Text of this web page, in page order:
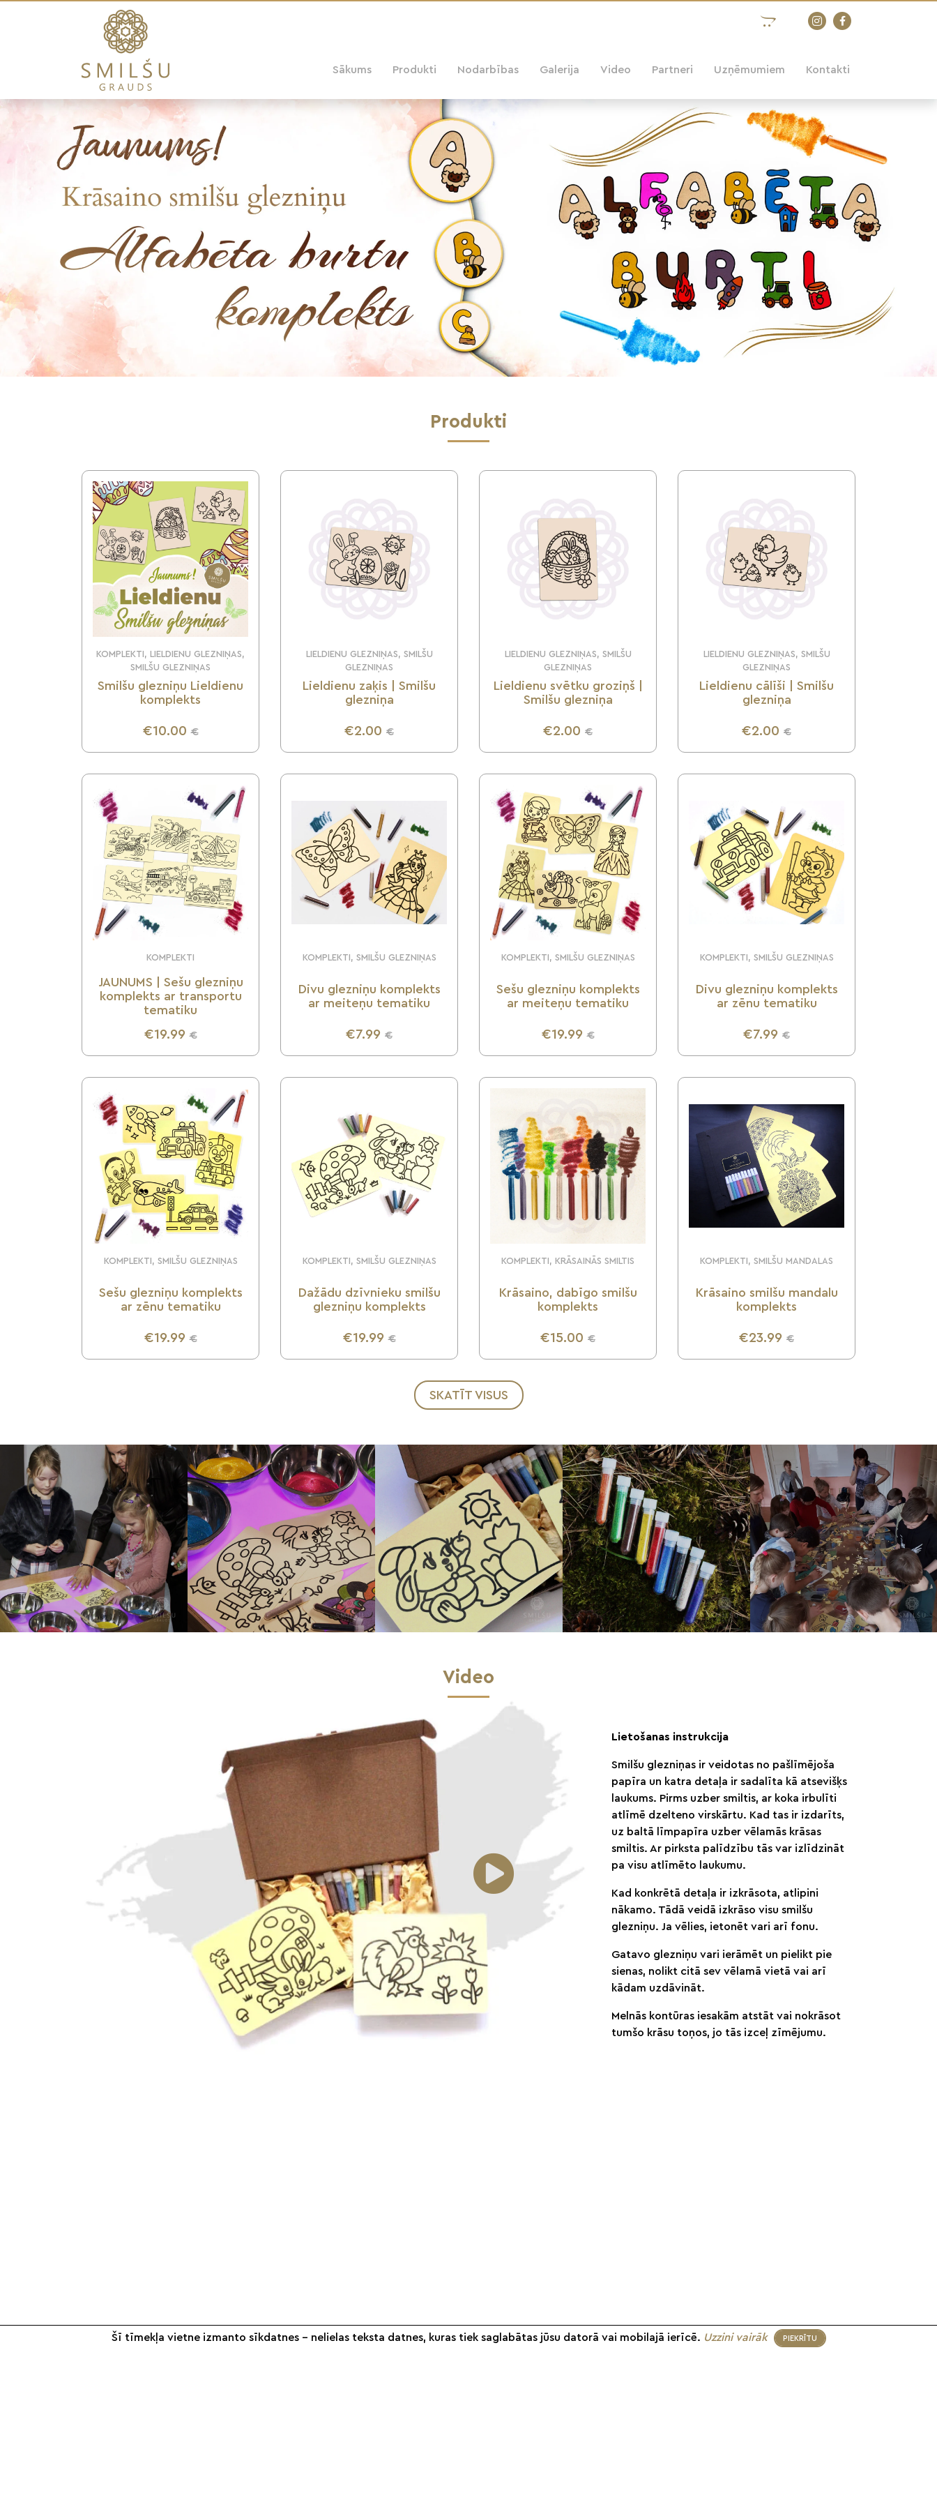
Šī tīmekļa vietne izmanto sīkdatnes – nelielas teksta datnes, kuras tiek saglabātas jūsu datorā vai mobilajā ierīcē. Uzzini vairāk PIEKRĪTU
Sākums Produkti Nodarbības Galerija Video Partneri Uzņēmumiem Kontakti
Produkti
KOMPLEKTI, LIELDIENU GLEZNIŅAS,
SMILŠU GLEZNIŅAS
Smilšu glezniņu Lieldienu
komplekts
€10.00 €
UZZINI VAIRĀK
LIELDIENU GLEZNIŅAS, SMILŠU
GLEZNIŅAS
Lieldienu zaķis | Smilšu
glezniņa
€2.00 €
UZZINI VAIRĀK
LIELDIENU GLEZNIŅAS, SMILŠU
GLEZNIŅAS
Lieldienu svētku groziņš |
Smilšu glezniņa
€2.00 €
UZZINI VAIRĀK
LIELDIENU GLEZNIŅAS, SMILŠU
GLEZNIŅAS
Lieldienu cālīši | Smilšu
glezniņa
€2.00 €
UZZINI VAIRĀK
KOMPLEKTI
JAUNUMS | Sešu glezniņu
komplekts ar transportu
tematiku
€19.99 €
UZZINI VAIRĀK
KOMPLEKTI, SMILŠU GLEZNIŅAS
Divu glezniņu komplekts
ar meiteņu tematiku
€7.99 €
UZZINI VAIRĀK
KOMPLEKTI, SMILŠU GLEZNIŅAS
Sešu glezniņu komplekts
ar meiteņu tematiku
€19.99 €
UZZINI VAIRĀK
KOMPLEKTI, SMILŠU GLEZNIŅAS
Divu glezniņu komplekts
ar zēnu tematiku
€7.99 €
UZZINI VAIRĀK
KOMPLEKTI, SMILŠU GLEZNIŅAS
Sešu glezniņu komplekts
ar zēnu tematiku
€19.99 €
UZZINI VAIRĀK
KOMPLEKTI, SMILŠU GLEZNIŅAS
Dažādu dzīvnieku smilšu
glezniņu komplekts
€19.99 €
UZZINI VAIRĀK
KOMPLEKTI, KRĀSAINĀS SMILTIS
Krāsaino, dabīgo smilšu
komplekts
€15.00 €
UZZINI VAIRĀK
KOMPLEKTI, SMILŠU MANDALAS
Krāsaino smilšu mandalu
komplekts
€23.99 €
UZZINI VAIRĀK
SKATĪT VISUS
Video
Lietošanas instrukcija
Smilšu glezniņas ir veidotas no pašlīmējoša
papīra un katra detaļa ir sadalīta kā atsevišķs
laukums. Pirms uzber smiltis, ar koka irbulīti
atlīmē dzelteno virskārtu. Kad tas ir izdarīts,
uz baltā līmpapīra uzber vēlamās krāsas
smiltis. Ar pirksta palīdzību tās var izlīdzināt
pa visu atlīmēto laukumu.
Kad konkrētā detaļa ir izkrāsota, atlipini
nākamo. Tādā veidā izkrāso visu smilšu
glezniņu. Ja vēlies, ietonēt vari arī fonu.
Gatavo glezniņu vari ierāmēt un pielikt pie
sienas, nolikt citā sev vēlamā vietā vai arī
kādam uzdāvināt.
Melnās kontūras iesakām atstāt vai nokrāsot
tumšo krāsu toņos, jo tās izceļ zīmējumu.